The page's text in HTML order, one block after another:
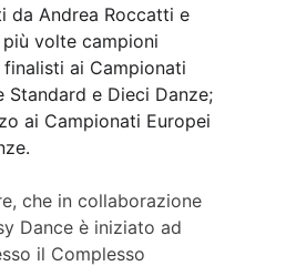
da Andrea Roccatti e
volte campioni
ai Campionati
Standard e Dieci Danze;
ai Campionati Europei
che in collaborazione
Dance è iniziato ad
il Complesso